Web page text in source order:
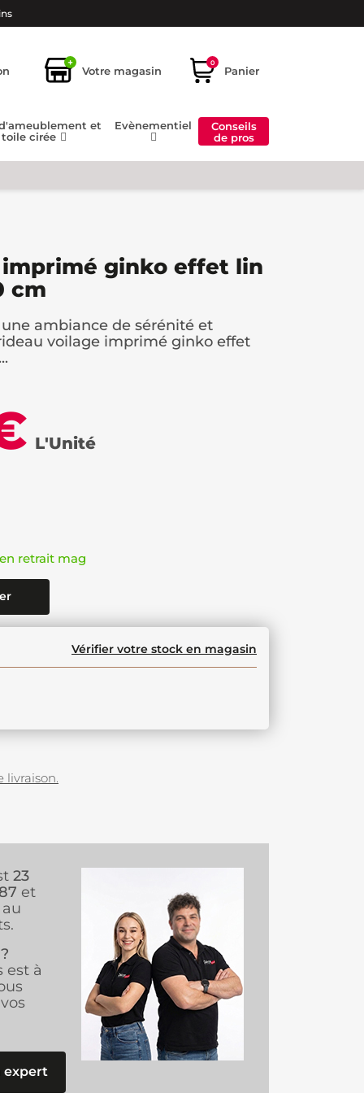
+
Votre magasin
0
Panier
et
toile cirée
Evènementiel
Conseils
de pros
imprimé ginko effet lin
cm
ambiance de sérénité et
voilage imprimé ginko effet
L'Unité
retrait mag
Vérifier votre stock en magasin
livraison.
23
et
au
est à
expert